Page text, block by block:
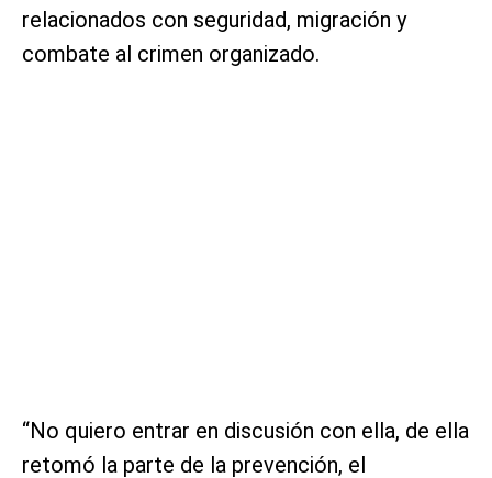
relacionados con seguridad, migración y
combate al crimen organizado.
“No quiero entrar en discusión con ella, de ella
retomó la parte de la prevención, el